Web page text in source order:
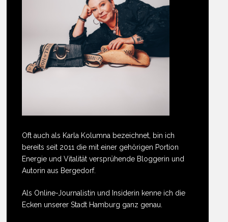
Oft auch als Karla Kolumna bezeichnet, bin ich
bereits seit 2011 die mit einer gehörigen Portion
Energie und Vitalität versprühende Bloggerin und
Autorin aus Bergedorf.
Als Online-Journalistin und Insiderin kenne ich die
Ecken unserer Stadt Hamburg ganz genau.